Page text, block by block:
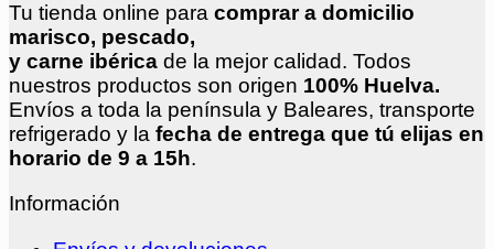
Tu tienda online para comprar a domicilio
marisco, pescado,
y carne ibérica de la mejor calidad. Todos
nuestros productos son origen 100% Huelva.
Envíos a toda la península y Baleares, transporte
refrigerado y la fecha de entrega que tú elijas en
horario de 9 a 15h.
Información